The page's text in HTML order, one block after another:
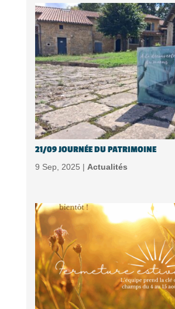
21/09 JOURNÉE DU PATRIMOINE
9 Sep, 2025 | Actualités